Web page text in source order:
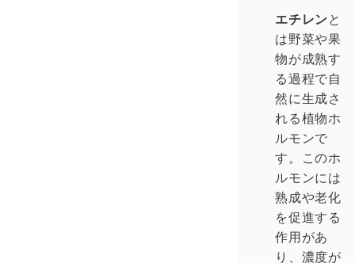
エチレンと
は野菜や果
物が成熟す
る過程で自
然に生成さ
れる植物ホ
ルモンで
す。このホ
ルモンには
熟成や老化
を促進する
作用があ
り、濃度が